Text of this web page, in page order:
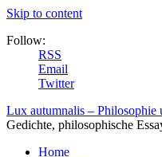
Skip to content
Follow:
RSS
Email
Twitter
Lux autumnalis – Philosophie
Gedichte, philosophische
Home